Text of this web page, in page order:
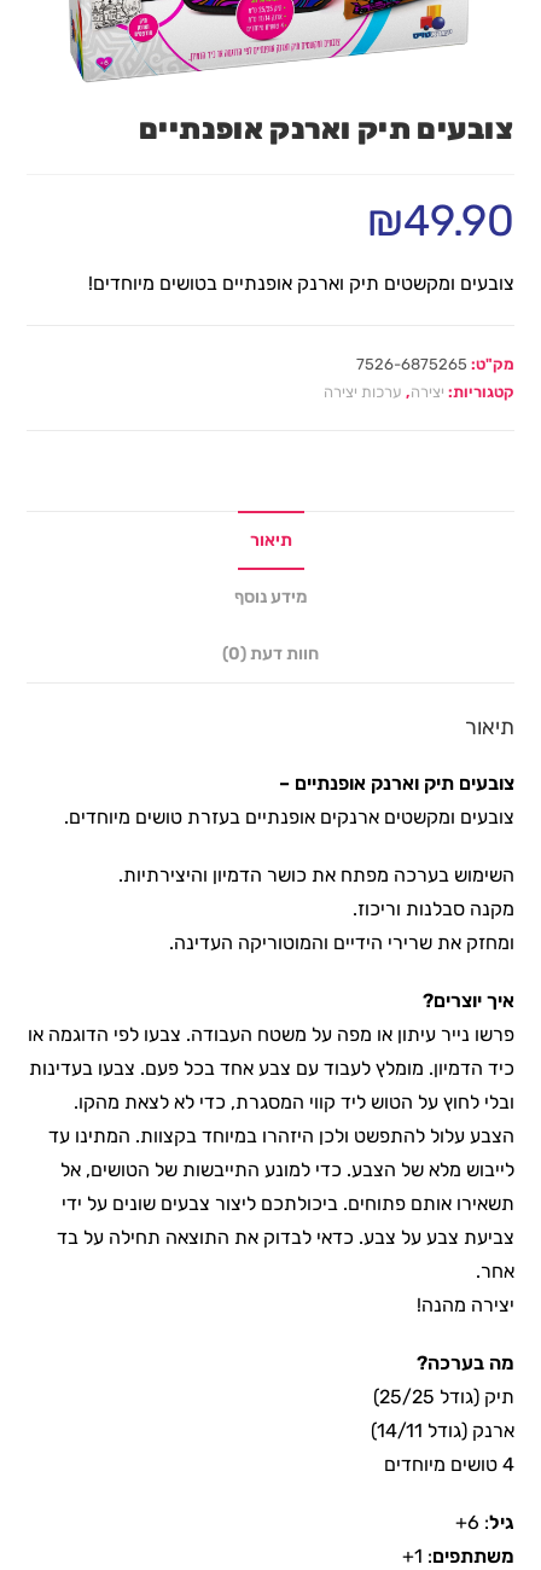
צובעים תיק וארנק אופנתיים
₪49.90
צובעים ומקשטים תיק וארנק אופנתיים בטושים מיוחדים!
מק"ט: 7526-6875265
קטגוריות: יצירה, ערכות יצירה
תיאור
מידע נוסף
חוות דעת (0)
תיאור
צובעים תיק וארנק אופנתיים –
צובעים ומקשטים ארנקים אופנתיים בעזרת טושים מיוחדים.
השימוש בערכה מפתח את כושר הדמיון והיצירתיות.
מקנה סבלנות וריכוז.
ומחזק את שרירי הידיים והמוטוריקה העדינה.
איך יוצרים?
פרשו נייר עיתון או מפה על משטח העבודה. צבעו לפי הדוגמה או
כיד הדמיון. מומלץ לעבוד עם צבע אחד בכל פעם. צבעו בעדינות
ובלי לחוץ על הטוש ליד קווי המסגרת, כדי לא לצאת מהקו.
הצבע עלול להתפשט ולכן היזהרו במיוחד בקצוות. המתינו עד
לייבוש מלא של הצבע. כדי למונע התייבשות של הטושים, אל
תשאירו אותם פתוחים. ביכולתכם ליצור צבעים שונים על ידי
צביעת צבע על צבע. כדאי לבדוק את התוצאה תחילה על בד
אחר.
יצירה מהנה!
מה בערכה?
תיק (גודל 25/25)
ארנק (גודל 14/11)
4 טושים מיוחדים
גיל: 6+
משתתפים: 1+